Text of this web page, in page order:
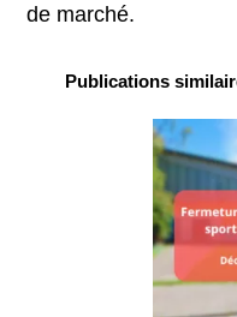
de marché.
Publications